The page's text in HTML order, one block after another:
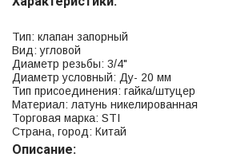
Тип: клапан запорный
Вид: угловой
Диаметр резьбы: 3/4"
Диаметр условный: Ду- 20 мм
Тип присоединения: гайка/штуцер
Материал: латунь никелированная
Торговая марка: STI
Страна, город: Китай
Описание: